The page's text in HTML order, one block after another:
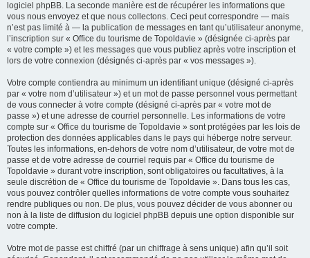
logiciel phpBB. La seconde manière est de récupérer les informations que
vous nous envoyez et que nous collectons. Ceci peut correspondre — mais
n’est pas limité à — la publication de messages en tant qu’utilisateur anonyme,
l’inscription sur « Office du tourisme de Topoldavie » (désignée ci-après par
« votre compte ») et les messages que vous publiez après votre inscription et
lors de votre connexion (désignés ci-après par « vos messages »).
Votre compte contiendra au minimum un identifiant unique (désigné ci-après
par « votre nom d’utilisateur ») et un mot de passe personnel vous permettant
de vous connecter à votre compte (désigné ci-après par « votre mot de
passe ») et une adresse de courriel personnelle. Les informations de votre
compte sur « Office du tourisme de Topoldavie » sont protégées par les lois de
protection des données applicables dans le pays qui héberge notre serveur.
Toutes les informations, en-dehors de votre nom d’utilisateur, de votre mot de
passe et de votre adresse de courriel requis par « Office du tourisme de
Topoldavie » durant votre inscription, sont obligatoires ou facultatives, à la
seule discrétion de « Office du tourisme de Topoldavie ». Dans tous les cas,
vous pouvez contrôler quelles informations de votre compte vous souhaitez
rendre publiques ou non. De plus, vous pouvez décider de vous abonner ou
non à la liste de diffusion du logiciel phpBB depuis une option disponible sur
votre compte.
Votre mot de passe est chiffré (par un chiffrage à sens unique) afin qu’il soit